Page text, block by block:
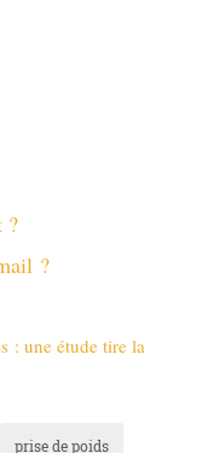
?
?
: une étude tire la
prise de poids